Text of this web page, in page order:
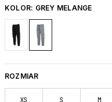
KOLOR: GREY MELANGE
ROZMIAR
XS S M